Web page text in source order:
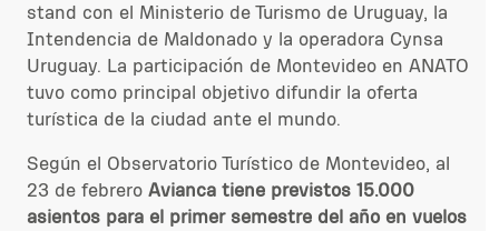
stand con el Ministerio de Turismo de Uruguay, la
Intendencia de Maldonado y la operadora Cynsa
Uruguay. La participación de Montevideo en ANATO
tuvo como principal objetivo difundir la oferta
turística de la ciudad ante el mundo.
Según el Observatorio Turístico de Montevideo, al
23 de febrero Avianca tiene previstos 15.000
asientos para el primer semestre del año en vuelos